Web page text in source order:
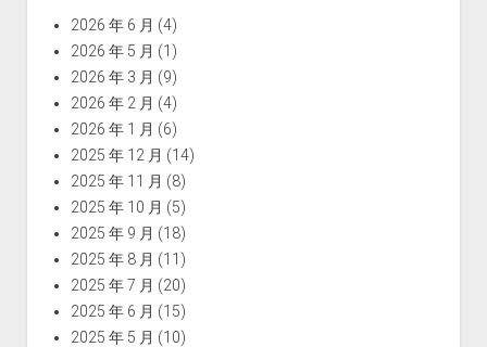
2026 年 6 月 (4)
2026 年 5 月 (1)
2026 年 3 月 (9)
2026 年 2 月 (4)
2026 年 1 月 (6)
2025 年 12 月 (14)
2025 年 11 月 (8)
2025 年 10 月 (5)
2025 年 9 月 (18)
2025 年 8 月 (11)
2025 年 7 月 (20)
2025 年 6 月 (15)
2025 年 5 月 (10)